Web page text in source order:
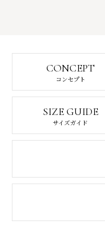
CONCEPT
コンセプト
SIZE GUIDE
サイズガイド